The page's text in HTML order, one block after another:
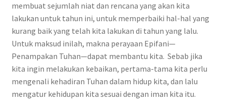
membuat sejumlah niat dan rencana yang akan kita
lakukan untuk tahun ini, untuk memperbaiki hal-hal yang
kurang baik yang telah kita lakukan di tahun yang lalu.
Untuk maksud inilah, makna perayaan Epifani—
Penampakan Tuhan—dapat membantu kita. Sebab jika
kita ingin melakukan kebaikan, pertama-tama kita perlu
mengenali kehadiran Tuhan dalam hidup kita, dan lalu
mengatur kehidupan kita sesuai dengan iman kita itu.